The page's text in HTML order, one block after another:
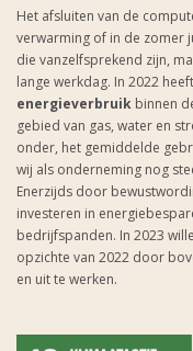
Het afsluiten van de
verwarming of in de zomer
die vanzelfsprekend zijn,
lange werkdag. In 2022
energieverbruik binnen
gebied van gas, water en
onder, het gemiddelde
wij als onderneming nog
Enerzijds door
investeren in
bedrijfspanden. In 2023
opzichte van 2022 door
en uit te werken.